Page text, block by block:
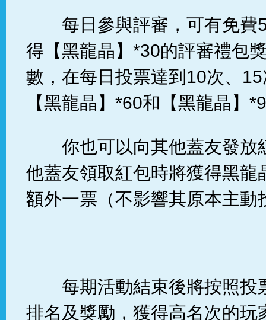
每日參與評審，可有免費
得【黑龍晶】*30的評審禮包
數，在每日投票達到10次、
【黑龍晶】*60和【黑龍晶】
你也可以向其他蓋友發放
他蓋友領取紅包時將獲得黑龍
額外一票（不影響其原本主動
每期活動結束後將按照投
排名及獎勵，獲得高名次的玩